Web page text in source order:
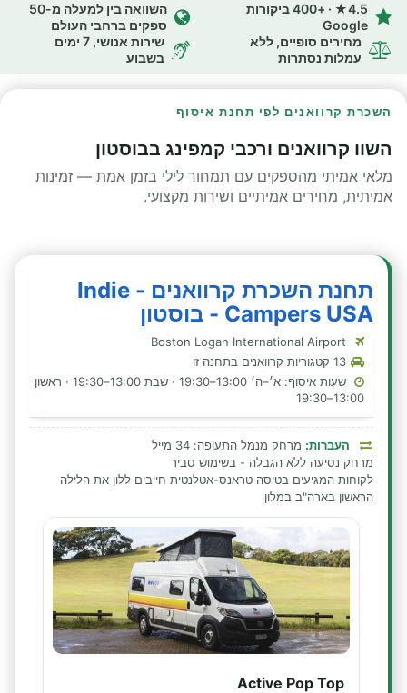
4.5★ · +400 ביקורות
Google
השוואה בין למעלה מ-50
ספקים ברחבי העולם
מחירים סופיים, ללא
עמלות נסתרות
שירות אנושי, 7 ימים
בשבוע
השכרת קרוואנים לפי תחנת איסוף
השוו קרוואנים ורכבי קמפינג בבוסטון
מלאי אמיתי מהספקים עם תמחור לילי בזמן אמת — זמינות
אמיתית, מחירים אמיתיים ושירות מקצועי.
תחנת השכרת קרוואנים - Indie
Campers USA - בוסטון
שעות איסוף: א׳–ה׳ 13:00–19:30 · שבת 13:00–19:30 · ראשון
13:00–19:30
העברות: מרחק מנמל התעופה: 34 מייל
מרחק נסיעה ללא הגבלה - בשימוש סביר
לקוחות המגיעים בטיסה טראנס-אטלנטית חייבים ללון את הלילה
הראשון בארה"ב במלון
Active Pop Top